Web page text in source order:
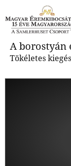
A borostyán
Tökéletes
A